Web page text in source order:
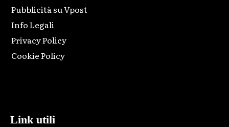
Pubblicità su Vpost
Info Legali
Privacy Policy
Cookie Policy
Link utili